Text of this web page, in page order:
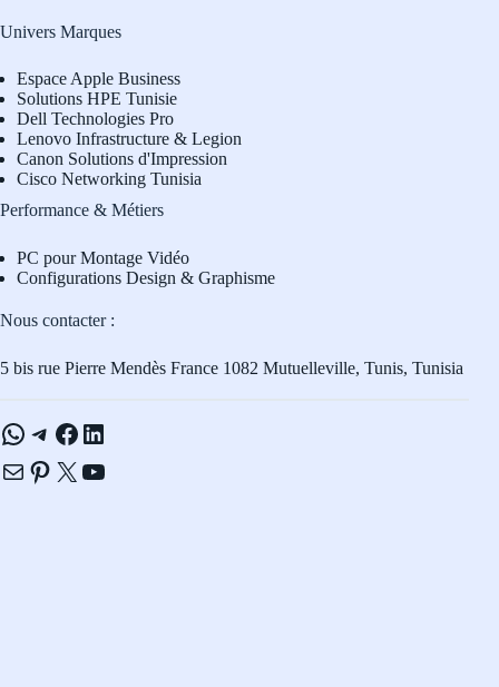
Univers Marques
Espace Apple Business
Solutions HPE Tunisie
Dell Technologies Pro
Lenovo Infrastructure & Legion
Canon Solutions d'Impression
Cisco Networking Tunisia
Performance & Métiers
PC pour Montage Vidéo
Configurations Design & Graphisme
Nous contacter :
5 bis rue Pierre Mendès France 1082 Mutuelleville, Tunis, Tunisia
WhatsApp
Telegram
Facebook
LinkedIn
E-mailPinterest
X YouTube